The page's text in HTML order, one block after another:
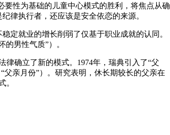
要性为基础的儿童中心模式的胜利，将焦点从确
律执行者，还应该是安全依恋的来源。
定就业的增长削弱了仅基于职业成就的认同。
男性气质”）。
确立了新的模式。1974年，瑞典引入了“父
亲月份”）。研究表明，休长期较长的父亲在
。